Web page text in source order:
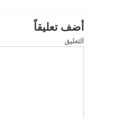
أضف تعليقاً
التعليق